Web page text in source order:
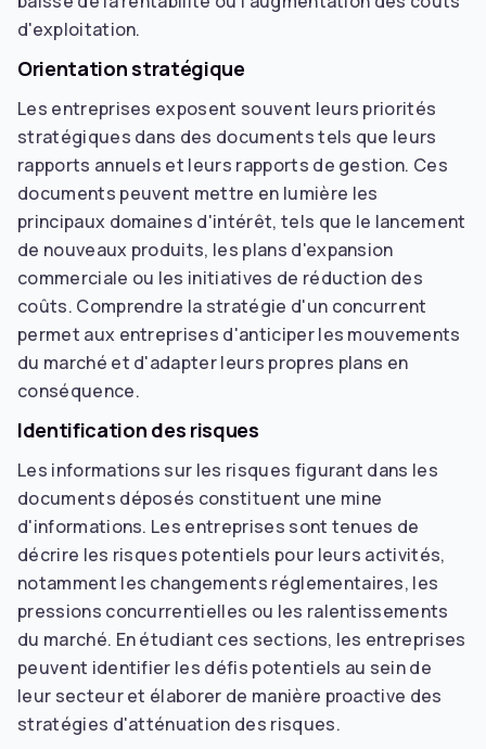
d'exploitation.
Orientation stratégique
Les entreprises exposent souvent leurs priorités
stratégiques dans des documents tels que leurs
rapports annuels et leurs rapports de gestion. Ces
documents peuvent mettre en lumière les
principaux domaines d'intérêt, tels que le lancement
de nouveaux produits, les plans d'expansion
commerciale ou les initiatives de réduction des
coûts. Comprendre la stratégie d'un concurrent
permet aux entreprises d'anticiper les mouvements
du marché et d'adapter leurs propres plans en
conséquence.
Identification des risques
Les informations sur les risques figurant dans les
documents déposés constituent une mine
d'informations. Les entreprises sont tenues de
décrire les risques potentiels pour leurs activités,
notamment les changements réglementaires, les
pressions concurrentielles ou les ralentissements
du marché. En étudiant ces sections, les entreprises
peuvent identifier les défis potentiels au sein de
leur secteur et élaborer de manière proactive des
stratégies d'atténuation des risques.